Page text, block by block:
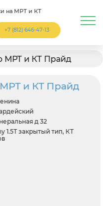
на МРТ и КТ
+7 (812) 646-47-13
МРТ и КТ Прайд
и КТ Прайд
д 32
1.5Т закрытый тип, КТ